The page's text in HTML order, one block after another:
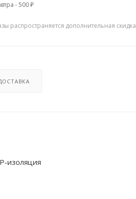
- 500 ₽
распространяется дополнительная скидка
изоляция